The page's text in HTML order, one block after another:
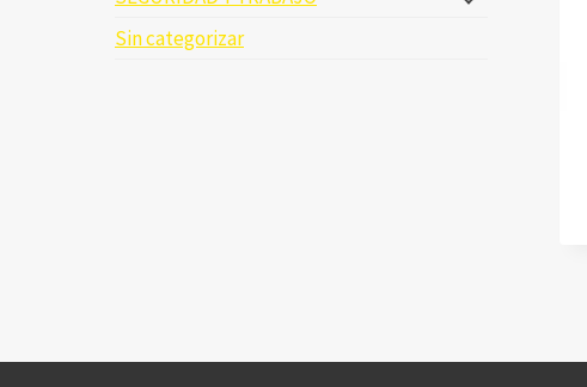
Sin categorizar